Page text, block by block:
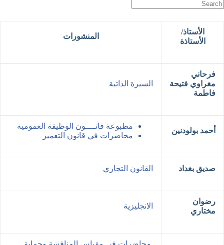
الأستاذ/
الأستاذة
المنشورات
فرحاني
مغراوي فتيحة
فاطمة
السيرة الذاتية
أحمد بولودنين
مطبوعة قانــــون الوظيفة العمومية
محاضرات في قانون التعمير
صديق بغداد القانون التجاري
رضوان
مختاري
الانجليزية